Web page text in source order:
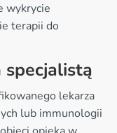
wykrycie
terapii do
specjalistą
lekarza
lub immunologii